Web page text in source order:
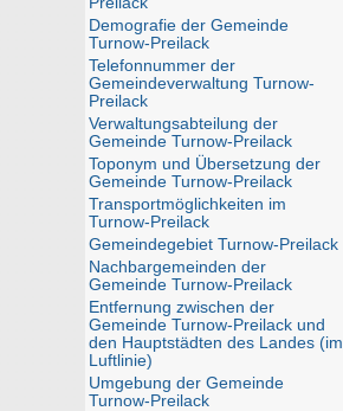
Demografie der Gemeinde
Turnow-Preilack
Telefonnummer der
Gemeindeverwaltung Turnow-
Preilack
Verwaltungsabteilung der
Gemeinde Turnow-Preilack
Toponym und Übersetzung der
Gemeinde Turnow-Preilack
Transportmöglichkeiten im
Turnow-Preilack
Gemeindegebiet Turnow-Preilack
Nachbargemeinden der
Gemeinde Turnow-Preilack
Entfernung zwischen der
Gemeinde Turnow-Preilack und
den Hauptstädten des Landes (im
Luftlinie)
Umgebung der Gemeinde
Turnow-Preilack